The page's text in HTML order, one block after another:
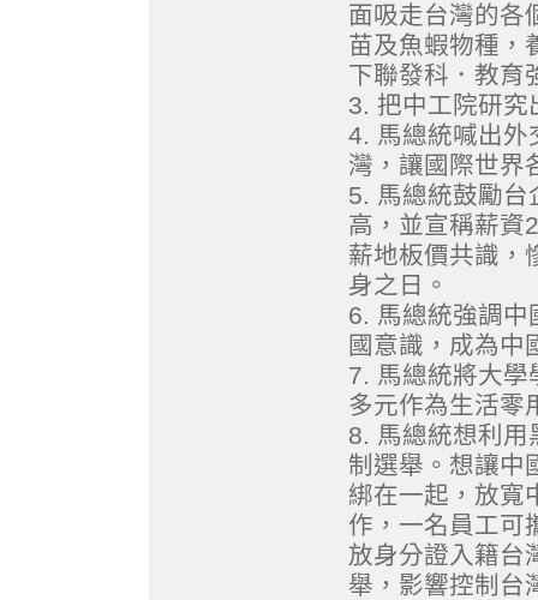
面吸走台灣的各
苗及魚蝦物種，
下聯發科．教育
3. 把中工院研究
4. 馬總統喊出外
灣，讓國際世界
5. 馬總統鼓勵台
高，並宣稱薪資
薪地板價共識，
身之日。
6. 馬總統強調中
國意識，成為中
7. 馬總統將大學
多元作為生活零
8. 馬總統想利用
制選舉。想讓中
綁在一起，放寬
作，一名員工可
放身分證入籍台
舉，影響控制台